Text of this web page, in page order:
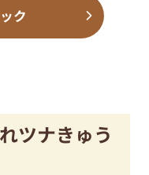
ク
ツナきゅう